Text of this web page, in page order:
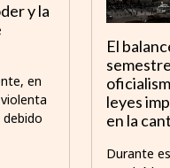
y la
en
El
leyes
en la
Durante